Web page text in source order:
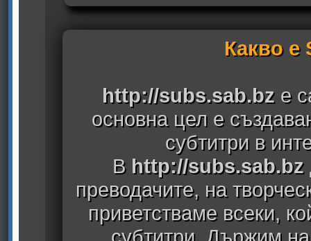
Какво е
http://subs.sab.bz е
основна цел е
субтитри в
В http://subs.sab.bz
преводачите, на
приветстваме всеки,